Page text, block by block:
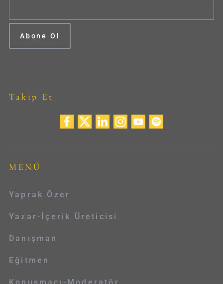
Takip Et
MENÜ
Yaprak Özer
Yazar-İçerik Üreticisi
Danışman
Eğitmen
Konuşmacı-Moderatör